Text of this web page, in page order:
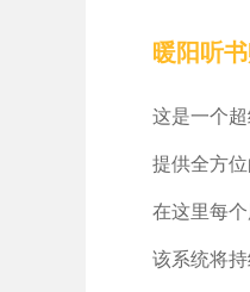
暖阳听
这是一个
提供全方
在这里每
该系统将